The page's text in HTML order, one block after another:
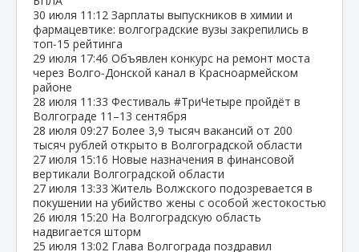
30 июля 11:12 Зарплаты выпускников в химии и
фармацевтике: волгоградские вузы закрепились в
топ‑15 рейтинга
29 июля 17:46 Объявлен конкурс на ремонт моста
через Волго‑Донской канал в Красноармейском
районе
28 июля 11:33 Фестиваль #ТриЧетыре пройдёт в
Волгограде 11–13 сентября
28 июля 09:27 Более 3,9 тысяч вакансий от 200
тысяч рублей открыто в Волгоградской области
27 июля 15:16 Новые назначения в финансовой
вертикали Волгоградской области
27 июля 13:33 Житель Волжского подозревается в
покушении на убийство жены с особой жестокостью
26 июля 15:20 На Волгоградскую область
надвигается шторм
25 июля 13:02 Глава Волгограда поздравил